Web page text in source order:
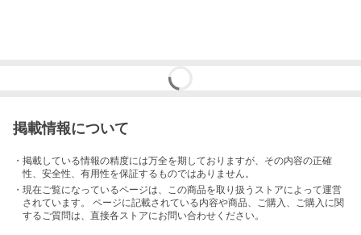
掲載情報について
・掲載している情報の精度には万全を期しておりますが、その内容の正確
性、安全性、有用性を保証するものではありません。
・現在ご覧になっているページは、この商品を取り扱うストアによって運営
されています。 ページに記載されている内容や商品、ご購入 、ご購入に関
するご質問は、直接各ストアにお問い合わせください。